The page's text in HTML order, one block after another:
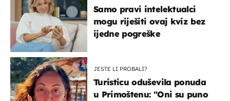
Samo pravi intelektualci
mogu riješiti ovaj kviz bez
ijedne pogreške
JESTE LI PROBALI?
Turisticu oduševila ponuda
u Primoštenu: "Oni su puno